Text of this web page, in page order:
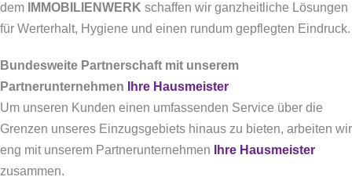
dem
IMMOBILIENWERK schaffen wir ganzheitliche Lösungen
für Werterhalt, Hygiene und einen rundum gepflegten Eindruck.
Bundesweite Partnerschaft mit unserem
Partnerunternehmen
Ihre Hausmeister
Um unseren Kunden einen umfassenden Service über die
Grenzen unseres Einzugsgebiets hinaus zu bieten, arbeiten wir
eng mit unserem Partnerunternehmen
Ihre Hausmeister
zusammen.